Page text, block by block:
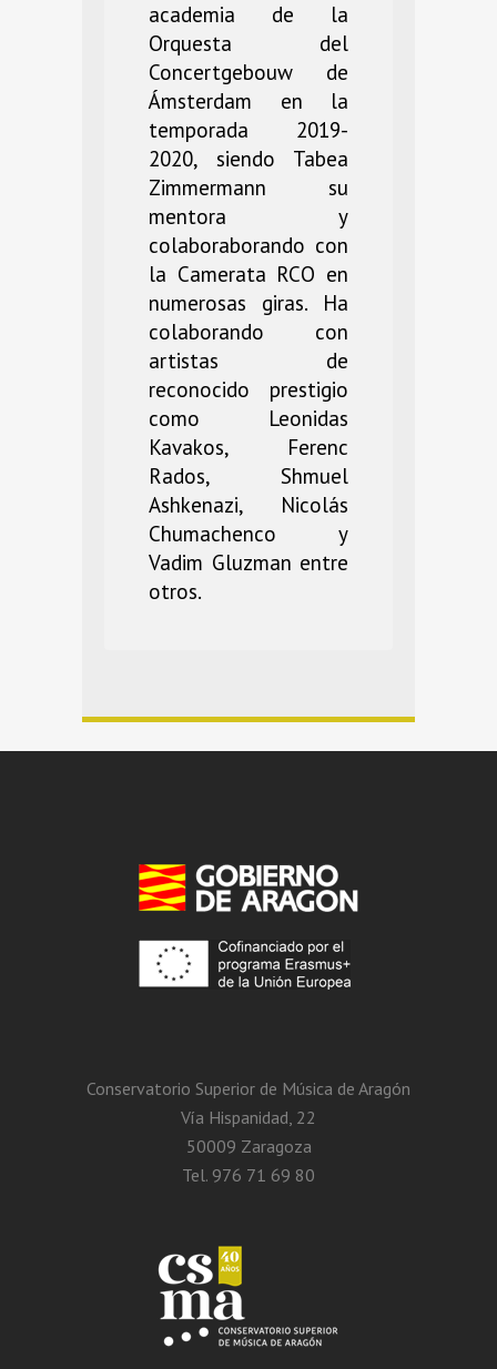
academia de la
Orquesta del
Concertgebouw de
Ámsterdam en la
temporada 2019-
2020, siendo Tabea
Zimmermann su
mentora y
colaboraborando con
la Camerata RCO en
numerosas giras. Ha
colaborando con
artistas de
reconocido prestigio
como Leonidas
Kavakos, Ferenc
Rados, Shmuel
Ashkenazi, Nicolás
Chumachenco y
Vadim Gluzman entre
otros.
Conservatorio Superior de Música de Aragón
Vía Hispanidad, 22
50009 Zaragoza
Tel. 976 71 69 80